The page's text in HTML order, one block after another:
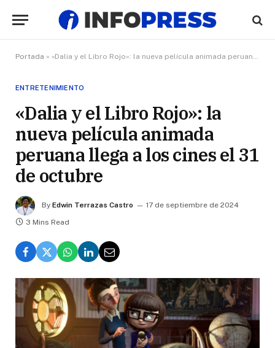
Portada » «Dalia y el Libro Rojo»: la nueva película animada peruana llega a los cines el 31 de octubre
ENTRETENIMIENTO
«Dalia y el Libro Rojo»: la
nueva película animada
peruana llega a los cines el 31
de octubre
By Edwin Terrazas Castro
17 de septiembre de 2024
3 Mins Read